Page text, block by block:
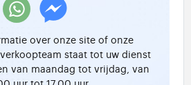
over onze site of onze
staat tot uw dienst
van maandag tot vrijdag, van
uur tot 17.00 uur.